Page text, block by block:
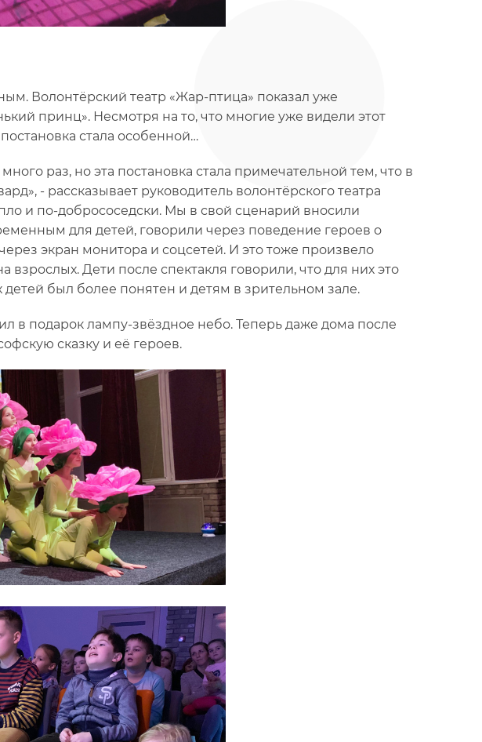
Волонтёрский театр «Жар-птица» показал уже
принц». Несмотря на то, что многие уже видели этот
стала особенной…
раз, но эта постановка стала примечательной тем, что в
- рассказывает руководитель волонтёрского театра
и по-добрососедски. Мы в свой сценарий вносили
для детей, говорили через поведение героев о
экран монитора и соцсетей. И это тоже произвело
взрослых. Дети после спектакля говорили, что для них это
был более понятен и детям в зрительном зале.
в подарок лампу-звёздное небо. Теперь даже дома после
сказку и её героев.